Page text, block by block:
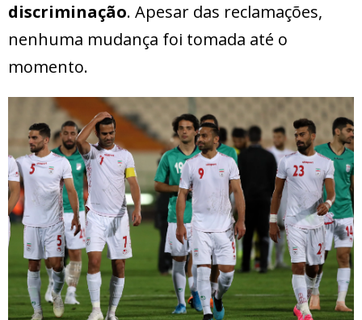
discriminação. Apesar das reclamações,
nenhuma mudança foi tomada até o
momento.